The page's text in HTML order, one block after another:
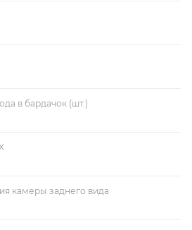
в бардачок (шт.)
камеры заднего вида